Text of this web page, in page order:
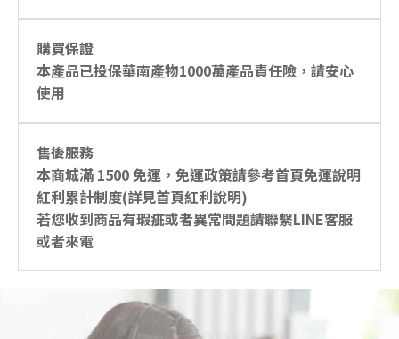
購買保證
本產品已投保華南產物1000萬產品責任險，請安心
使用
售後服務
本商城滿 1500 免運，免運政策請參考首頁免運說明
紅利累計制度(詳見首頁紅利說明)
若您收到商品有瑕疵或者異常問題請聯繫LINE客服
或者來電